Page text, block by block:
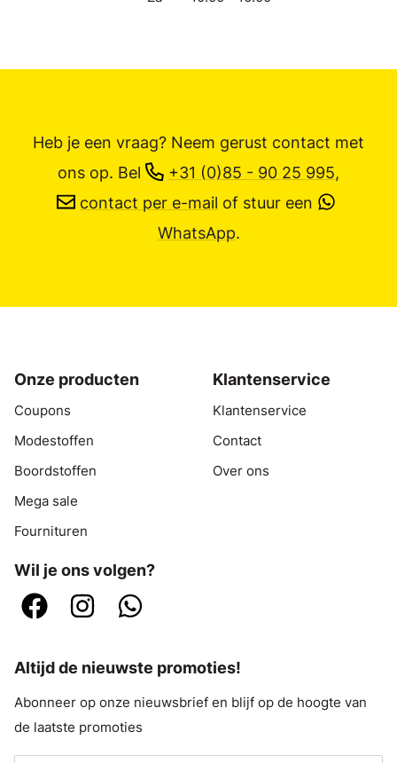
Heb je een vraag? Neem gerust contact met
ons op. Bel +31 (0)85 - 90 25 995,
contact per e-mail of stuur een
WhatsApp.
Onze producten
Coupons
Modestoffen
Boordstoffen
Mega sale
Fournituren
Klantenservice
Klantenservice
Contact
Over ons
Wil je ons volgen?
Altijd de nieuwste promoties!
Abonneer op onze nieuwsbrief en blijf op de hoogte van
de laatste promoties